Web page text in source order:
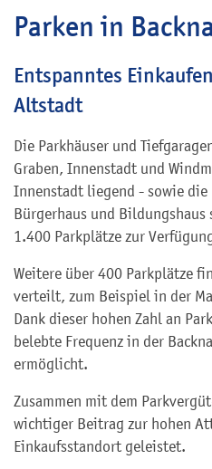
Parken in
Entspanntes
Altstadt
Die Parkhäuser und
Graben, Innenstadt und
Innenstadt liegend - sowie die
Bürgerhaus und
1.400 Parkplätze zur
Weitere über 400 Parkplätze
verteilt, zum Beispiel in der
Dank dieser hohen Zahl an
belebte Frequenz in der
ermöglicht.
Zusammen mit dem
wichtiger Beitrag zur hohen
Einkaufsstandort geleistet.